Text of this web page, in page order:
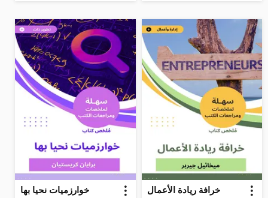
خوارزميات نحيا بها خرافة ريادة الأعمال